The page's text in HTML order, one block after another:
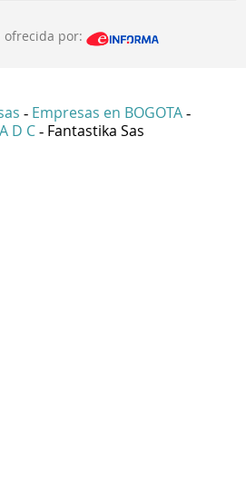
ofrecida por:
- Empresas en BOGOTA -
D C - Fantastika Sas